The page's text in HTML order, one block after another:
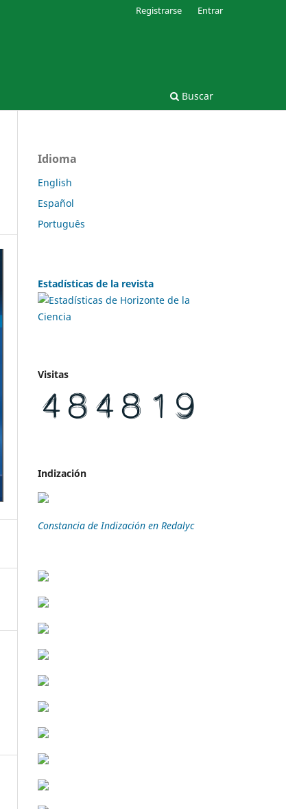
Buscar
Registrarse Entrar
Idioma
English
Español
Português
Estadísticas de la revista
Visitas
Indización
Constancia de Indización en Redalyc